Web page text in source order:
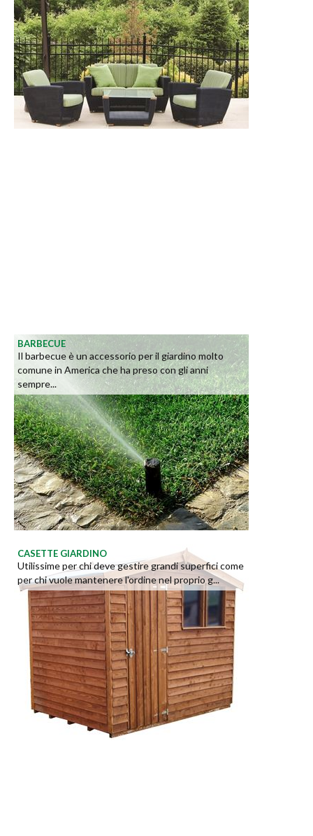
BARBECUE
Il barbecue è un accessorio per il giardino molto
comune in America che ha preso con gli anni
sempre...
CASETTE GIARDINO
Utilissime per chi deve gestire grandi superfici come
per chi vuole mantenere l'ordine nel proprio g...